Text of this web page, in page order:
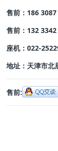
售前：186
售前：132
座机：022-
地址： 天津市北
售前: